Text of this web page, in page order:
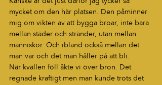
mycket om den här platsen. Den påminner
mig om vikten av att bygga broar, inte bara
mellan städer och stränder, utan mellan
människor. Och ibland också mellan det
man var och det man håller på att bli.
När kvällen föll åkte vi över bron. Det
regnade kraftigt men man kunde trots det